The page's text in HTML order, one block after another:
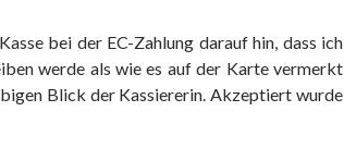
bei der EC-Zahlung darauf hin, dass ich
werde als wie es auf der Karte vermerkt
Blick der Kassiererin. Akzeptiert wurde